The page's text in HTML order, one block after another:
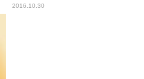
月23日放送【5ヶ月間限定公
2016.10.30